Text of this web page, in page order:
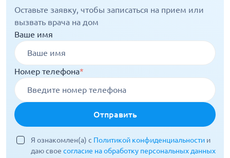
Оставьте заявку, чтобы записаться на прием или
вызвать врача на дом
Ваше имя
Номер телефона*
Отправить
Я ознакомлен(а) с Политикой конфиденциальности и
даю свое согласие на обработку персональных данных